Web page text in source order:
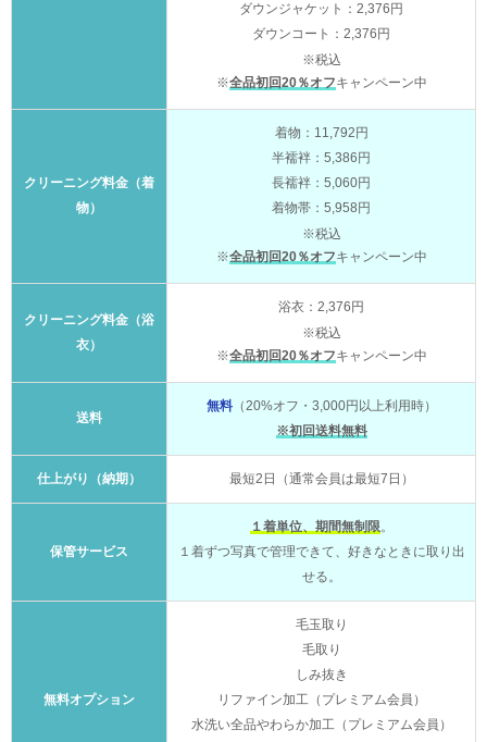
ダウンジャケット：2,376円
ダウンコート：2,376円
※税込
※全品初回20％オフキャンペーン中
クリーニング料金（着
物）
着物：11,792円
半襦袢：5,386円
長襦袢：5,060円
着物帯：5,958円
※税込
※全品初回20％オフキャンペーン中
クリーニング料金（浴
衣）
浴衣：2,376円
※税込
※全品初回20％オフキャンペーン中
送料
無料（20%オフ・3,000円以上利用時）
※初回送料無料
仕上がり（納期） 最短2日（通常会員は最短7日）
保管サービス
１着単位、期間無制限。
１着ずつ写真で管理できて、好きなときに取り出
せる。
無料オプション
毛玉取り
毛取り
しみ抜き
リファイン加工（プレミアム会員）
水洗い全品やわらか加工（プレミアム会員）